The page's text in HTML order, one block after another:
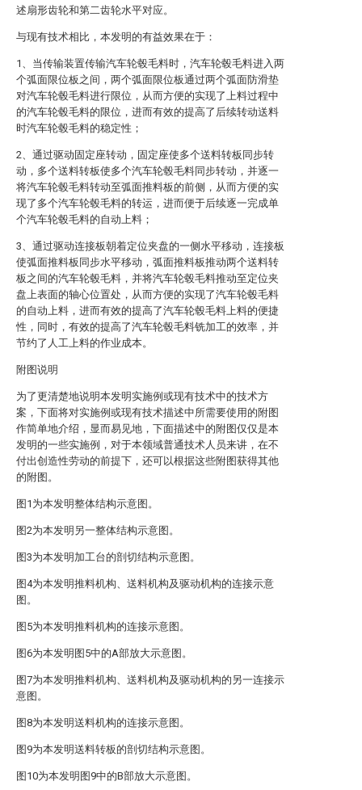
述扇形齿轮和第二齿轮水平对应。
与现有技术相比，本发明的有益效果在于：
1、当传输装置传输汽车轮毂毛料时，汽车轮毂毛料进入两
个弧面限位板之间，两个弧面限位板通过两个弧面防滑垫
对汽车轮毂毛料进行限位，从而方便的实现了上料过程中
的汽车轮毂毛料的限位，进而有效的提高了后续转动送料
时汽车轮毂毛料的稳定性；
2、通过驱动固定座转动，固定座使多个送料转板同步转
动，多个送料转板使多个汽车轮毂毛料同步转动，并逐一
将汽车轮毂毛料转动至弧面推料板的前侧，从而方便的实
现了多个汽车轮毂毛料的转运，进而便于后续逐一完成单
个汽车轮毂毛料的自动上料；
3、通过驱动连接板朝着定位夹盘的一侧水平移动，连接板
使弧面推料板同步水平移动，弧面推料板推动两个送料转
板之间的汽车轮毂毛料，并将汽车轮毂毛料推动至定位夹
盘上表面的轴心位置处，从而方便的实现了汽车轮毂毛料
的自动上料，进而有效的提高了汽车轮毂毛料上料的便捷
性，同时，有效的提高了汽车轮毂毛料铣加工的效率，并
节约了人工上料的作业成本。
附图说明
为了更清楚地说明本发明实施例或现有技术中的技术方
案，下面将对实施例或现有技术描述中所需要使用的附图
作简单地介绍，显而易见地，下面描述中的附图仅仅是本
发明的一些实施例，对于本领域普通技术人员来讲，在不
付出创造性劳动的前提下，还可以根据这些附图获得其他
的附图。
图1为本发明整体结构示意图。
图2为本发明另一整体结构示意图。
图3为本发明加工台的剖切结构示意图。
图4为本发明推料机构、送料机构及驱动机构的连接示意
图。
图5为本发明推料机构的连接示意图。
图6为本发明图5中的A部放大示意图。
图7为本发明推料机构、送料机构及驱动机构的另一连接示
意图。
图8为本发明送料机构的连接示意图。
图9为本发明送料转板的剖切结构示意图。
图10为本发明图9中的B部放大示意图。